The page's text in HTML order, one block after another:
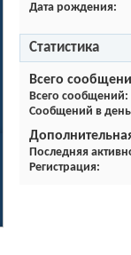
Дата рождения
Статистика
Всего
Всего сообщений
Сообщений в день
Последняя
Регистрация